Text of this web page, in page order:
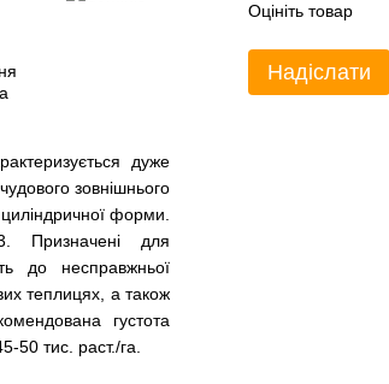
дуже
зовнішнього
форми.
Призначені для
до несправжньої
теплицях, а також
густота
50 тис. раст./га.
Оцініть товар
Надіслати